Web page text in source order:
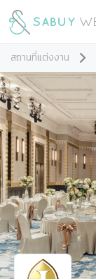
สถานที่แต่งงาน